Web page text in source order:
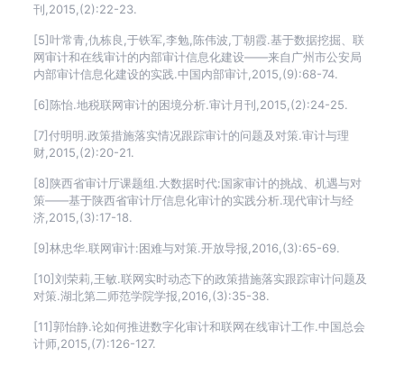
刊,2015,(2):22-23.
[5]叶常青,仇栋良,于铁军,李勉,陈伟波,丁朝霞.基于数据挖掘、联
网审计和在线审计的内部审计信息化建设——来自广州市公安局
内部审计信息化建设的实践.中国内部审计,2015,(9):68-74.
[6]陈怡.地税联网审计的困境分析.审计月刊,2015,(2):24-25.
[7]付明明.政策措施落实情况跟踪审计的问题及对策.审计与理
财,2015,(2):20-21.
[8]陕西省审计厅课题组.大数据时代:国家审计的挑战、机遇与对
策——基于陕西省审计厅信息化审计的实践分析.现代审计与经
济,2015,(3):17-18.
[9]林忠华.联网审计:困难与对策.开放导报,2016,(3):65-69.
[10]刘荣莉,王敏.联网实时动态下的政策措施落实跟踪审计问题及
对策.湖北第二师范学院学报,2016,(3):35-38.
[11]郭怡静.论如何推进数字化审计和联网在线审计工作.中国总会
计师,2015,(7):126-127.